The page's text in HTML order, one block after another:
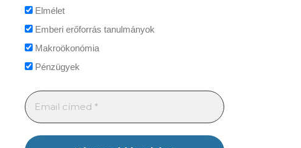
Elmélet
Emberi erőforrás tanulmányok
Makroökonómia
Pénzügyek